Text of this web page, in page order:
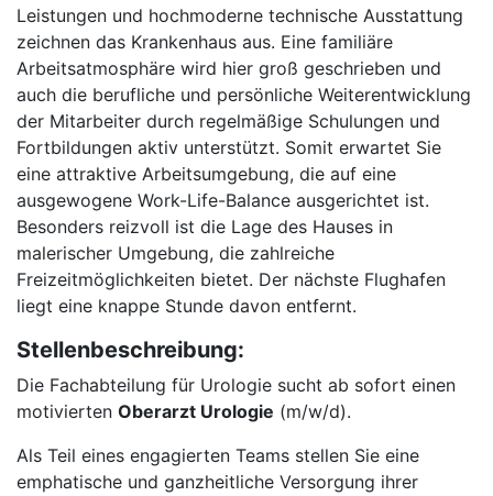
Leistungen und hochmoderne technische Ausstattung
zeichnen das Krankenhaus aus. Eine familiäre
Arbeitsatmosphäre wird hier groß geschrieben und
auch die berufliche und persönliche Weiterentwicklung
der Mitarbeiter durch regelmäßige Schulungen und
Fortbildungen aktiv unterstützt. Somit erwartet Sie
eine attraktive Arbeitsumgebung, die auf eine
ausgewogene Work-Life-Balance ausgerichtet ist.
Besonders reizvoll ist die Lage des Hauses in
malerischer Umgebung, die zahlreiche
Freizeitmöglichkeiten bietet. Der nächste Flughafen
liegt eine knappe Stunde davon entfernt.
Stellenbeschreibung:
Die Fachabteilung für Urologie sucht ab sofort einen
motivierten Oberarzt Urologie (m/w/d).
Als Teil eines engagierten Teams stellen Sie eine
emphatische und ganzheitliche Versorgung ihrer